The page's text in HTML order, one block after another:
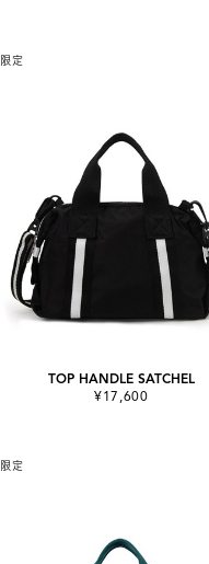
限定
TOP HANDLE SATCHEL
¥17,600
限定